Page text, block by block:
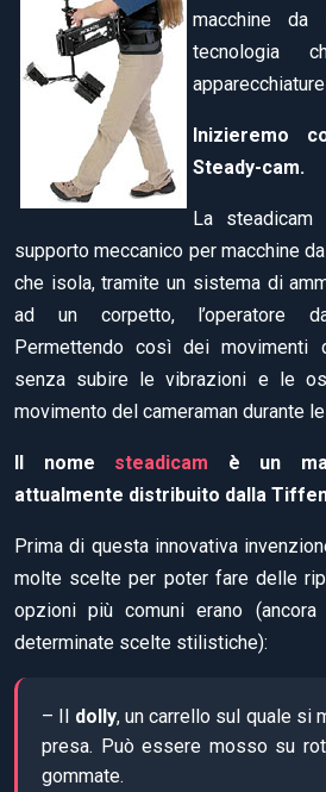
macchine
tecnologia
Inizieremo
Steady-cam.
La
supporto meccanico per macchine
che isola, tramite un sistema di
ad un corpetto, l’operatore
Permettendo così dei movimenti
senza subire le vibrazioni e le
movimento del cameraman durante
Il nome steadicam è un
attualmente distribuito dalla
Prima di questa innovativa
molte scelte per poter fare delle
opzioni più comuni erano
determinate scelte stilistiche):
– Il dolly, un carrello sul quale si
presa. Può essere mosso su
gommate.